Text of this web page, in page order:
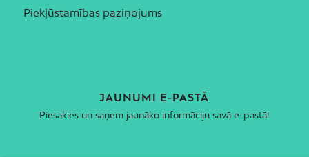
Piekļūstamības paziņojums
JAUNUMI E-PASTĀ
Piesakies un saņem jaunāko informāciju savā e-pastā!